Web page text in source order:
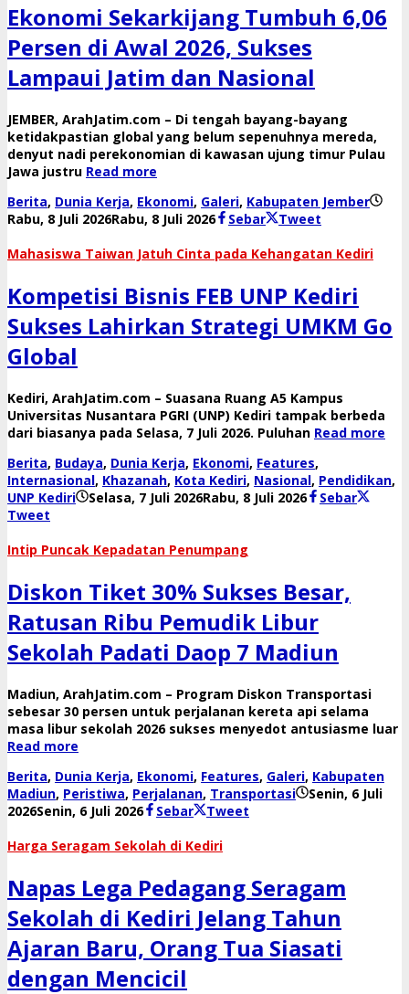
Ekonomi Sekarkijang Tumbuh 6,06
Persen di Awal 2026, Sukses
Lampaui Jatim dan Nasional
​JEMBER, ArahJatim.com – Di tengah bayang-bayang
ketidakpastian global yang belum sepenuhnya mereda,
denyut nadi perekonomian di kawasan ujung timur Pulau
Jawa justru Read more
Berita, Dunia Kerja, Ekonomi, Galeri, Kabupaten Jember
Rabu, 8 Juli 2026Rabu, 8 Juli 2026olehSebar
Tweet
Mahasiswa Taiwan Jatuh Cinta pada Kehangatan Kediri
Kompetisi Bisnis FEB UNP Kediri
Sukses Lahirkan Strategi UMKM Go
Global
​Kediri, ArahJatim.com – Suasana Ruang A5 Kampus
Universitas Nusantara PGRI (UNP) Kediri tampak berbeda
dari biasanya pada Selasa, 7 Juli 2026. Puluhan Read more
Berita, Budaya, Dunia Kerja, Ekonomi, Features,
Internasional, Khazanah, Kota Kediri, Nasional, Pendidikan,
UNP Kediri
Selasa, 7 Juli 2026Rabu, 8 Juli 2026olehSebar
Tweet
​Intip Puncak Kepadatan Penumpang
Diskon Tiket 30% Sukses Besar,
Ratusan Ribu Pemudik Libur
Sekolah Padati Daop 7 Madiun
​Madiun, ArahJatim.com – Program Diskon Transportasi
sebesar 30 persen untuk perjalanan kereta api selama
masa libur sekolah 2026 sukses menyedot antusiasme luar
Read more
Berita, Dunia Kerja, Ekonomi, Features, Galeri, Kabupaten
Madiun, Peristiwa, Perjalanan, Transportasi
Senin, 6 Juli
2026Senin, 6 Juli 2026olehSebar
Tweet
​Harga Seragam Sekolah di Kediri
Napas Lega Pedagang Seragam
Sekolah di Kediri Jelang Tahun
Ajaran Baru, Orang Tua Siasati
dengan Mencicil